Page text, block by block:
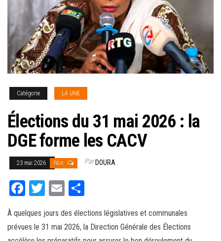
Catégorie LA UNE
Élections du 31 mai 2026 : la
DGE forme les CACV
23 mai 2026 Non ParDOURA
Fa
bo
ok
T
tt
er
E
ail ag
er
À quelques jours des élections législatives et communales
prévues le 31 mai 2026, la Direction Générale des Élections